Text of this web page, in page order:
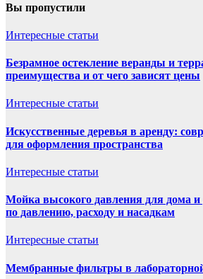
Вы пропустили
Интересные статьи
Безрамное остекление веранды и
преимущества и от чего зависят цены
Интересные статьи
Искусственные деревья в аренду:
для оформления пространства
Интересные статьи
Мойка высокого давления для дома
по давлению, расходу и насадкам
Интересные статьи
Мембранные фильтры в